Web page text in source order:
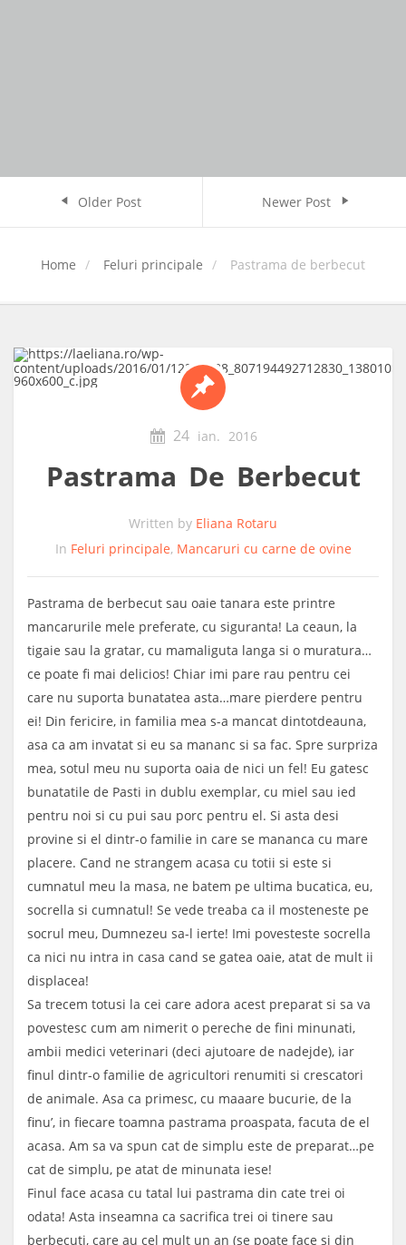
Older Post Newer Post
Home Feluri principale Pastrama de berbecut
Pastrama De Berbecut
Written by Eliana Rotaru
In Feluri principale, Mancaruri cu carne de ovine
Pastrama de berbecut sau oaie tanara este printre
mancarurile mele preferate, cu siguranta! La ceaun, la
tigaie sau la gratar, cu mamaliguta langa si o muratura…
ce poate fi mai delicios! Chiar imi pare rau pentru cei
care nu suporta bunatatea asta…mare pierdere pentru
ei! Din fericire, in familia mea s-a mancat dintotdeauna,
asa ca am invatat si eu sa mananc si sa fac. Spre surpriza
mea, sotul meu nu suporta oaia de nici un fel! Eu gatesc
bunatatile de Pasti in dublu exemplar, cu miel sau ied
pentru noi si cu pui sau porc pentru el. Si asta desi
provine si el dintr-o familie in care se mananca cu mare
placere. Cand ne strangem acasa cu totii si este si
cumnatul meu la masa, ne batem pe ultima bucatica, eu,
socrella si cumnatul! Se vede treaba ca il mosteneste pe
socrul meu, Dumnezeu sa-l ierte! Imi povesteste socrella
ca nici nu intra in casa cand se gatea oaie, atat de mult ii
displacea!
Sa trecem totusi la cei care adora acest preparat si sa va
povestesc cum am nimerit o pereche de fini minunati,
ambii medici veterinari (deci ajutoare de nadejde), iar
finul dintr-o familie de agricultori renumiti si crescatori
de animale. Asa ca primesc, cu maaare bucurie, de la
finu’, in fiecare toamna pastrama proaspata, facuta de el
acasa. Am sa va spun cat de simplu este de preparat…pe
cat de simplu, pe atat de minunata iese!
Finul face acasa cu tatal lui pastrama din cate trei oi
odata! Asta inseamna ca sacrifica trei oi tinere sau
berbecuti, care au cel mult un an (se poate face si din
24 ian. 2016